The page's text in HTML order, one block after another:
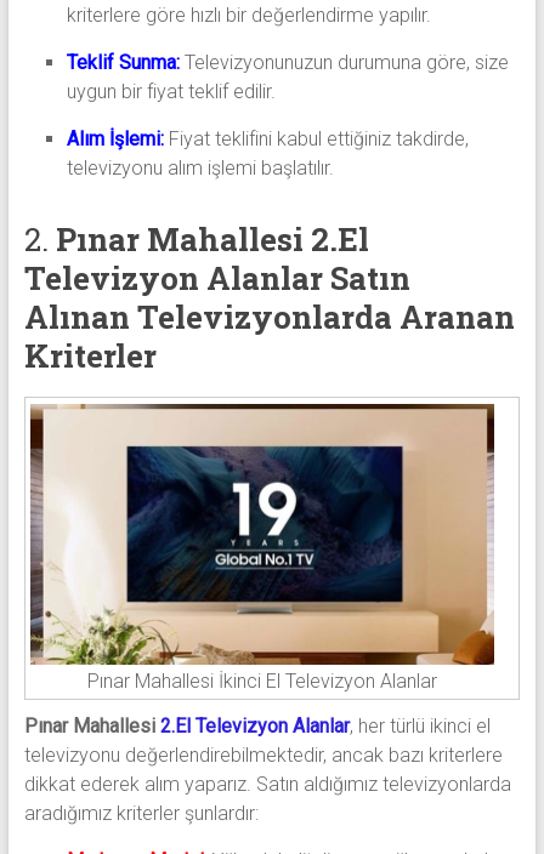
kriterlere göre hızlı bir değerlendirme yapılır.
Teklif Sunma:Televizyonunuzun durumuna göre, size
uygun bir fiyat teklif edilir.
Alım İşlemi:Fiyat teklifini kabul ettiğiniz takdirde,
televizyonu alım işlemi başlatılır.
2. Pınar Mahallesi 2.El
Televizyon Alanlar Satın
Alınan Televizyonlarda Aranan
Kriterler
Pınar Mahallesi İkinci El Televizyon Alanlar
Pınar Mahallesi 2.El Televizyon Alanlar, her türlü ikinci el
televizyonu değerlendirebilmektedir, ancak bazı kriterlere
dikkat ederek alım yaparız. Satın aldığımız televizyonlarda
aradığımız kriterler şunlardır: